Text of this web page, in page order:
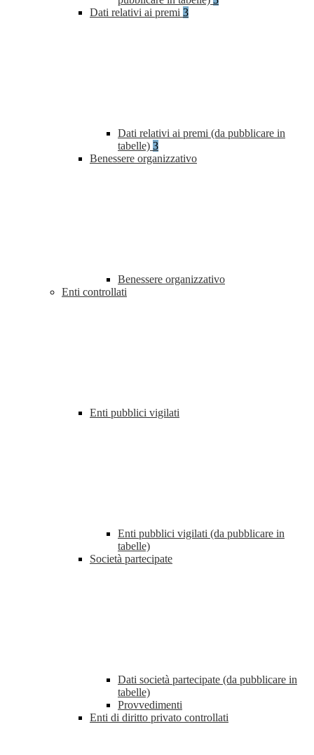
Dati relativi ai premi 3
Dati relativi ai premi (da pubblicare in
tabelle) 3
Benessere organizzativo
Benessere organizzativo
Enti controllati
Enti pubblici vigilati
Enti pubblici vigilati (da pubblicare in
tabelle)
Società partecipate
Dati società partecipate (da pubblicare in
tabelle)
Provvedimenti
Enti di diritto privato controllati